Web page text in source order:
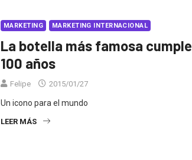
MARKETING MARKETING INTERNACIONAL
La botella más famosa cumple
100 años
Felipe 2015/01/27
Un icono para el mundo
LEER MÁS